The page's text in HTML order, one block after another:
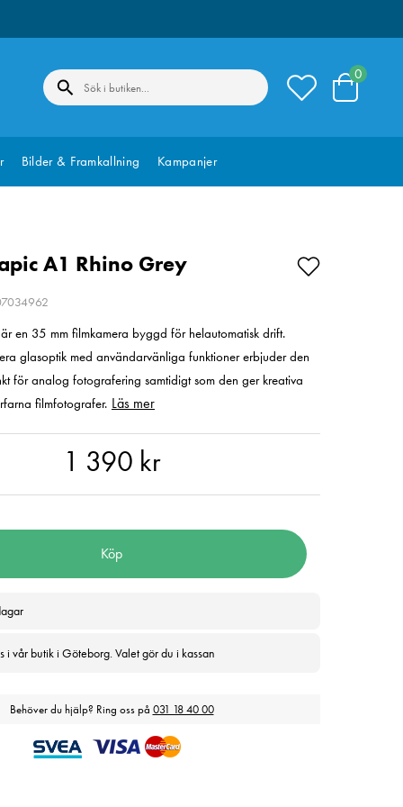
0
Bilder & Framkallning Kampanjer
A1 Rhino Grey
en 35 mm filmkamera byggd för helautomatisk drift.
glasoptik med användarvänliga funktioner erbjuder den
för analog fotografering samtidigt som den ger kreativa
filmfotografer. Läs mer
1 390 kr
Köp
i vår butik i Göteborg. Valet gör du i kassan
Behöver du hjälp? Ring oss på 031 18 40 00